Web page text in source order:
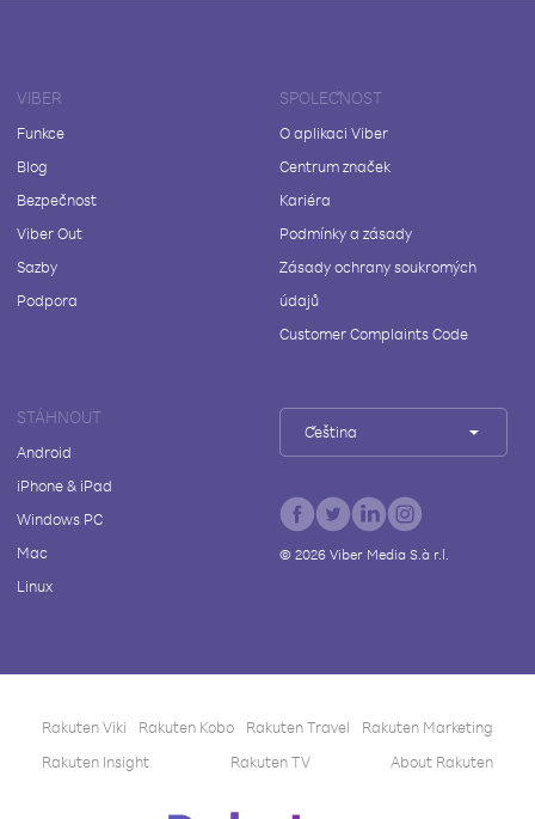
VIBER
Funkce
Blog
Bezpečnost
Viber Out
Sazby
Podpora
SPOLEČNOST
O aplikaci Viber
Centrum značek
Kariéra
Podmínky a zásady
Zásady ochrany soukromých
údajů
Customer Complaints Code
STÁHNOUT
Android
iPhone & iPad
Windows PC
Mac
Linux
Čeština
© 2026Viber Media S.à r.l.
Rakuten Viki Rakuten Kobo Rakuten Travel
Rakuten Marketing
Rakuten Insight
Rakuten TV About Rakuten